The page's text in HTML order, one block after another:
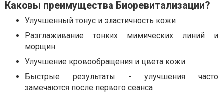
Каковы преимущества Биоревитализации?
Улучшенный тонус и эластичность кожи
Разглаживание тонких мимических линий и
морщин
Улучшение кровообращения и цвета кожи
Быстрые результаты - улучшения часто
замечаются после первого сеанса